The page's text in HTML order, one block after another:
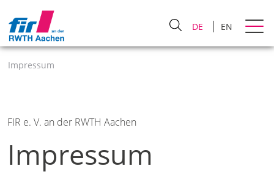
DE EN
Impressum
FIR e. V. an der RWTH Aachen
Impressum